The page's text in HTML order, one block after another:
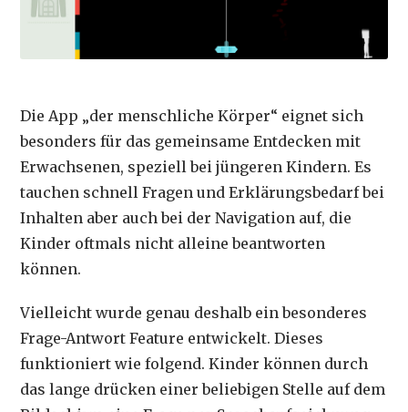
Die App „der menschliche Körper“ eignet sich
besonders für das gemeinsame Entdecken mit
Erwachsenen, speziell bei jüngeren Kindern. Es
tauchen schnell Fragen und Erklärungsbedarf bei
Inhalten aber auch bei der Navigation auf, die
Kinder oftmals nicht alleine beantworten
können.
Vielleicht wurde genau deshalb ein besonderes
Frage-Antwort Feature entwickelt. Dieses
funktioniert wie folgend. Kinder können durch
das lange drücken einer beliebigen Stelle auf dem